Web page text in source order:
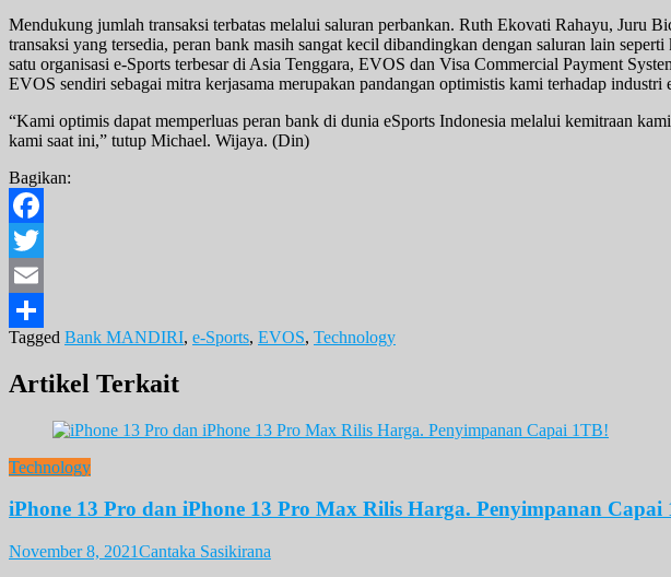
Mendukung jumlah transaksi terbatas melalui saluran perbankan. Ruth Ekovati Rahayu, Juru
transaksi yang tersedia, peran bank masih sangat kecil dibandingkan dengan saluran lain
satu organisasi e-Sports terbesar di Asia Tenggara, EVOS dan Visa Commercial Payment
EVOS sendiri sebagai mitra kerjasama merupakan pandangan optimistis kami terhadap industri
“Kami optimis dapat memperluas peran bank di dunia eSports Indonesia melalui kemitraan
kami saat ini,” tutup Michael. Wijaya. (Din)
Bagikan:
Facebook
Twitter
Email
Share
Tagged Bank MANDIRI, e-Sports, EVOS, Technology
Artikel Terkait
Technology
iPhone 13 Pro dan iPhone 13 Pro Max Rilis Harga. Penyimpanan Capai
November 8, 2021Cantaka Sasikirana